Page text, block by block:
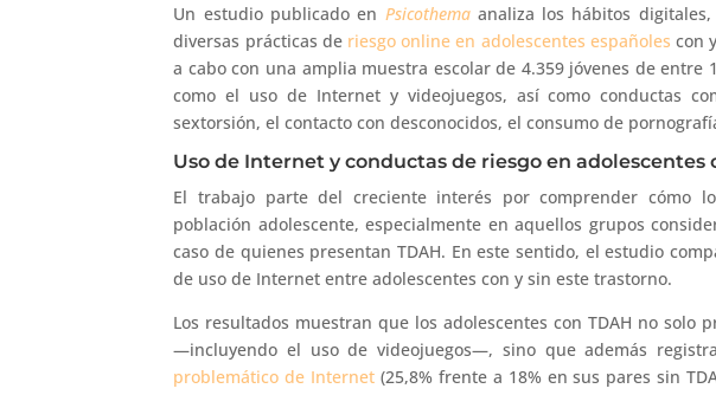
Un estudio publicado en Psicothemaanaliza los hábitos
diversas prácticas de riesgo online en adolescentes españoles con
a cabo con una amplia muestra escolar de 4.359 jóvenes de entre
como el uso de Internet y videojuegos, así como conductas
sextorsión, el contacto con desconocidos, el consumo de
Uso de Internet y conductas de riesgo en adolescentes
El trabajo parte del creciente interés por comprender cómo
población adolescente, especialmente en aquellos grupos
caso de quienes presentan TDAH. En este sentido, el estudio
de uso de Internet entre adolescentes con y sin este trastorno.
Los resultados muestran que los adolescentes con TDAH no solo
—incluyendo el uso de videojuegos—, sino que además
problemático de Internet (25,8% frente a 18% en sus pares sin